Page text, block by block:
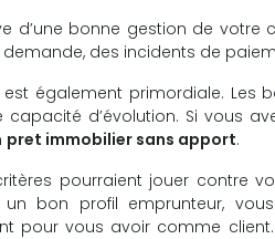
d’une bonne gestion de
des incidents de
également primordiale.
d’évolution. Si vous
pret immobilier sans apport.
pourraient jouer contre
bon profil emprunteur,
pour vous avoir comme